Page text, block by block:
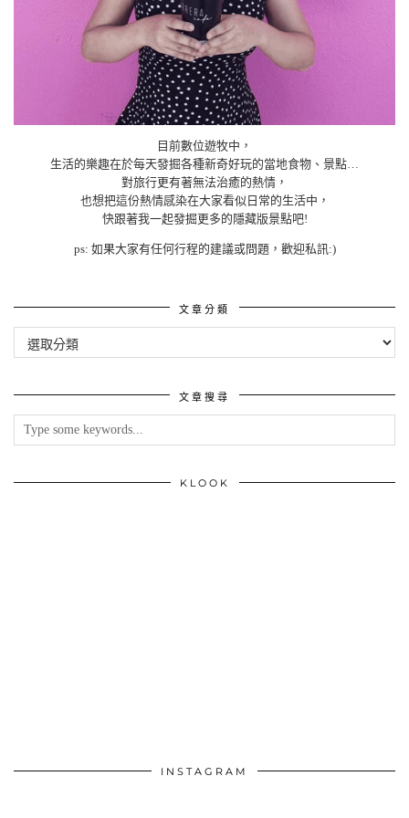
目前數位遊牧中，
生活的樂趣在於每天發掘各種新奇好玩的當地食物、景點…
對旅行更有著無法治癒的熱情，
也想把這份熱情感染在大家看似日常的生活中，
快跟著我一起發掘更多的隱藏版景點吧!
ps: 如果大家有任何行程的建議或問題，歡迎私訊:)
文章分類
文章搜尋
KLOOK
INSTAGRAM